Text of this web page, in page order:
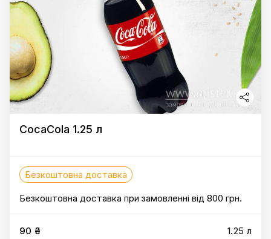
CocaCola 1.25 л
Безкоштовна доставка
Безкоштовна доставка при замовленні від 800 грн.
90 ₴ 1.25 л